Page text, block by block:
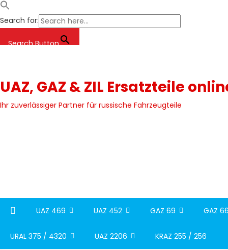
Search for:
Search Button
UAZ, GAZ & ZIL Ersatzteile
Ihr zuverlässiger Partner für russische Fahrzeugteile
UAZ 469 UAZ 452 GAZ 69 GAZ
URAL 375 / 4320 UAZ 2206 KRAZ 255 / 256